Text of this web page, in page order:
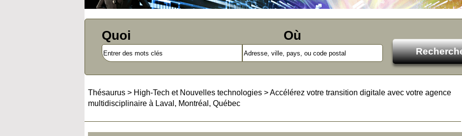
Quoi Où
Thésaurus > High-Tech et Nouvelles technologies >Accélérez votre transition digitale avec votre agence
multidisciplinaire à Laval, Montréal, Québec